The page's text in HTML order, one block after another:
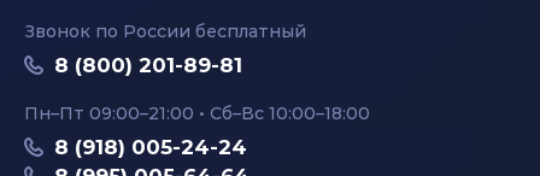
Звонок по России бесплатный
8 (800) 201-89-81
Пн–Пт 09:00–21:00 • Сб–Вс 10:00–18:00
8 (918) 005-24-24